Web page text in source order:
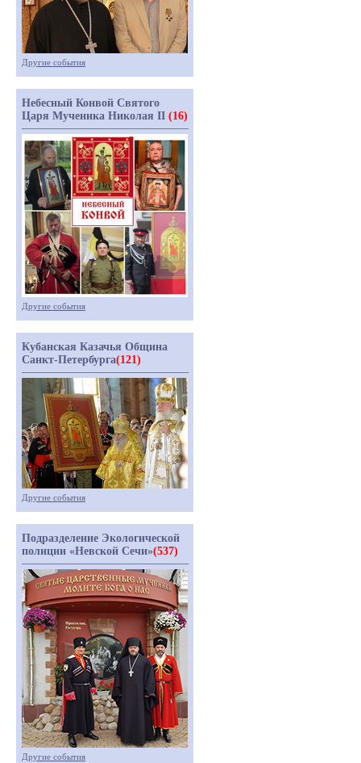
Другие события
Небесный Конвой Святого
Царя Мученика Николая II (16)
Другие события
Кубанская Казачья Община
Санкт-Петербурга(121)
Другие события
Подразделение Экологической
полиции «Невской Сечи»(537)
Другие события